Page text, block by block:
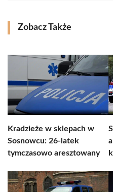
Zobacz Także
Kradzieże w sklepach w
Sosnowcu: 26-latek
tymczasowo aresztowany